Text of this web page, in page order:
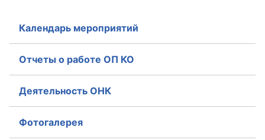
Календарь мероприятий
Отчеты о работе ОП КО
Деятельность ОНК
Фотогалерея